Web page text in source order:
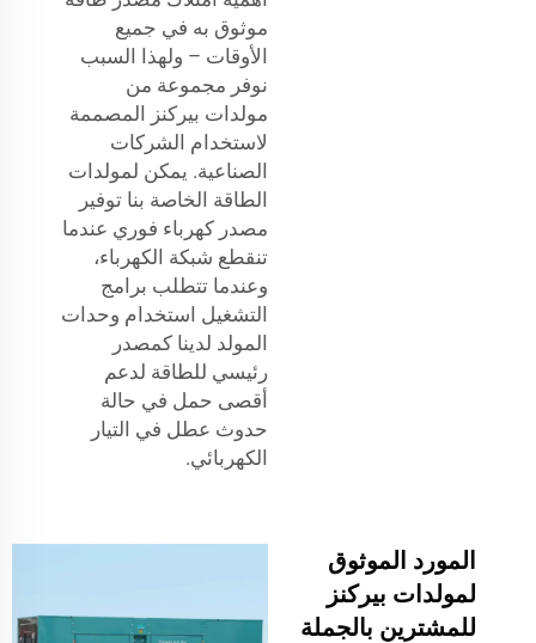
موثوق به في جميع
الأوقات – ولهذا السبب
نوفر مجموعة من
مولدات بيركنز المصممة
لاستخدام الشركات
الصناعية. يمكن لمولدات
الطاقة الخاصة بنا توفير
مصدر كهرباء فوري عندما
تنقطع شبكة الكهرباء،
وعندما تتطلب برامج
التشغيل استخدام وحدات
المولد لدينا كمصدر
رئيسي للطاقة لدعم
أقصى حمل في حالة
حدوث عطل في التيار
الكهربائي.
المورد الموثوق
لمولدات بيركنز
للمشترين بالجملة